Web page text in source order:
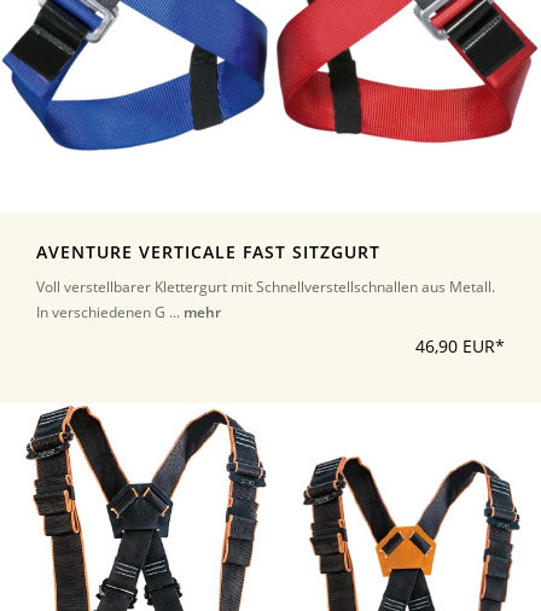
AVENTURE VERTICALE FAST SITZGURT
Voll verstellbarer Klettergurt mit Schnellverstellschnallen aus Metall.
In verschiedenen G ... mehr
46,90 EUR*